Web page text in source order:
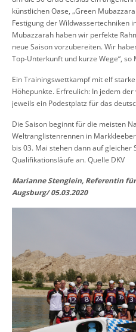
künstlichen Oase, „Green
Festigung der Wildwassertechniken
Mubazzarah haben wir perfekte
neue Saison vorzubereiten. Wir
Top-Unterkunft und kurze Wege“, so
Ein Trainingswettkampf mit elf
Höhepunkte. Erfreulich: In jedem
jeweils ein Podestplatz für das
Die Saison beginnt für die meisten
Weltranglistenrennen in
bis 03. Mai stehen dann auf gleicher
Qualifikationsläufe an. Quelle DKV
Marianne Stenglein, Referentin
Augsburg/ 05.03.2020